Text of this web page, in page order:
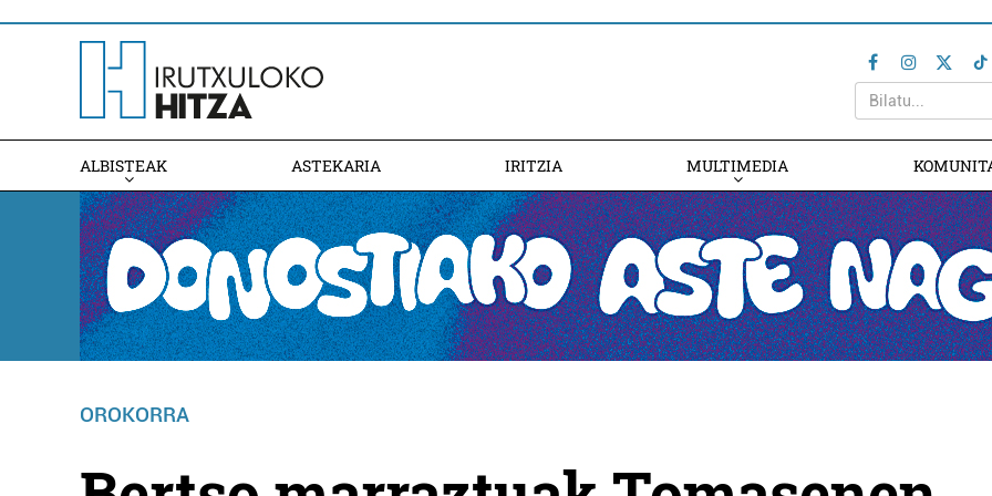
ALBISTEAK ASTEKARIA IRITZIA MULTIMEDIA
OROKORRA